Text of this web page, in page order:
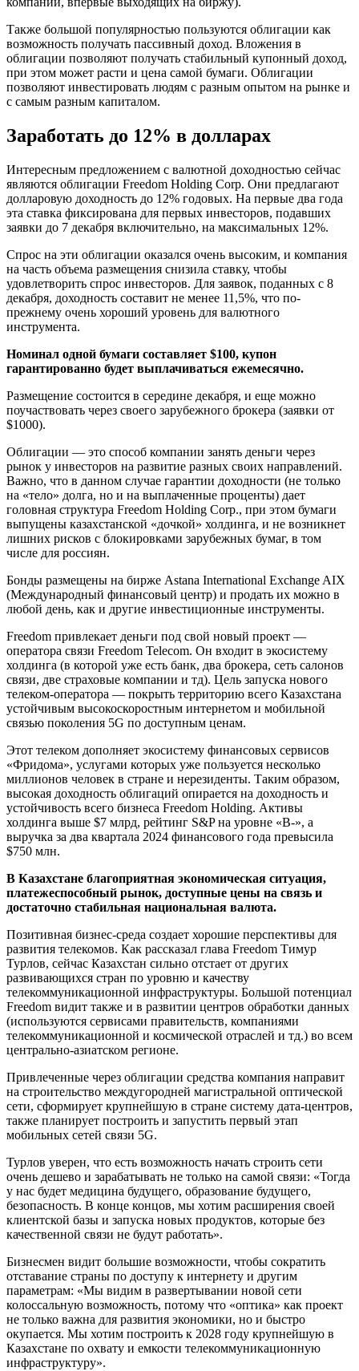
Также большой популярностью пользуются облигации как
возможность получать пассивный доход. Вложения в
облигации позволяют получать стабильный купонный доход,
при этом может расти и цена самой бумаги. Облигации
позволяют инвестировать людям с разным опытом на рынке и
с самым разным капиталом.
Заработать до 12% в долларах
Интересным предложением с валютной доходностью сейчас
являются облигации Freedom Holding Corp. Они предлагают
долларовую доходность до 12% годовых. На первые два года
эта ставка фиксирована для первых инвесторов, подавших
заявки до 7 декабря включительно, на максимальных 12%.
Спрос на эти облигации оказался очень высоким, и компания
на часть объема размещения снизила ставку, чтобы
удовлетворить спрос инвесторов. Для заявок, поданных с 8
декабря, доходность составит не менее 11,5%, что по-
прежнему очень хороший уровень для валютного
инструмента.
Номинал одной бумаги составляет $100, купон
гарантированно будет выплачиваться ежемесячно.
Размещение состоится в середине декабря, и еще можно
поучаствовать через своего зарубежного брокера (заявки от
$1000).
Облигации — это способ компании занять деньги через
рынок у инвесторов на развитие разных своих направлений.
Важно, что в данном случае гарантии доходности (не только
на «тело» долга, но и на выплаченные проценты) дает
головная структура Freedom Holding Corp., при этом бумаги
выпущены казахстанской «дочкой» холдинга, и не возникнет
лишних рисков с блокировками зарубежных бумаг, в том
числе для россиян.
Бонды размещены на бирже Astana International Exchange AIX
(Международный финансовый центр) и продать их можно в
любой день, как и другие инвестиционные инструменты.
Freedom привлекает деньги под свой новый проект —
оператора связи Freedom Telecom. Он входит в экосистему
холдинга (в которой уже есть банк, два брокера, сеть салонов
связи, две страховые компании и тд). Цель запуска нового
телеком-оператора — покрыть территорию всего Казахстана
устойчивым высокоскоростным интернетом и мобильной
связью поколения 5G по доступным ценам.
Этот телеком дополняет экосистему финансовых сервисов
«Фридома», услугами которых уже пользуется несколько
миллионов человек в стране и нерезиденты. Таким образом,
высокая доходность облигаций опирается на доходность и
устойчивость всего бизнеса Freedom Holding. Активы
холдинга выше $7 млрд, рейтинг S&P на уровне «B-», а
выручка за два квартала 2024 финансового года превысила
$750 млн.
В Казахстане благоприятная экономическая ситуация,
платежеспособный рынок, доступные цены на связь и
достаточно стабильная национальная валюта.
Позитивная бизнес-среда создает хорошие перспективы для
развития телекомов. Как рассказал глава Freedom Тимур
Турлов, сейчас Казахстан сильно отстает от других
развивающихся стран по уровню и качеству
телекоммуникационной инфраструктуры. Большой потенциал
Freedom видит также и в развитии центров обработки данных
(используются сервисами правительств, компаниями
телекоммуникационной и космической отраслей и тд.) во всем
центрально-азиатском регионе.
Привлеченные через облигации средства компания направит
на строительство междугородней магистральной оптической
сети, сформирует крупнейшую в стране систему дата-центров,
также планирует построить и запустить первый этап
мобильных сетей связи 5G.
Турлов уверен, что есть возможность начать строить сети
очень дешево и зарабатывать не только на самой связи: «Тогда
у нас будет медицина будущего, образование будущего,
безопасность. В конце концов, мы хотим расширения своей
клиентской базы и запуска новых продуктов, которые без
качественной связи не будут работать».
Бизнесмен видит большие возможности, чтобы сократить
отставание страны по доступу к интернету и другим
параметрам: «Мы видим в развертывании новой сети
колоссальную возможность, потому что «оптика» как проект
не только важна для развития экономики, но и быстро
окупается. Мы хотим построить к 2028 году крупнейшую в
Казахстане по охвату и емкости телекоммуникационную
инфраструктуру».